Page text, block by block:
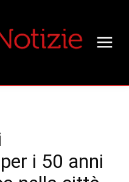
i 50 anni